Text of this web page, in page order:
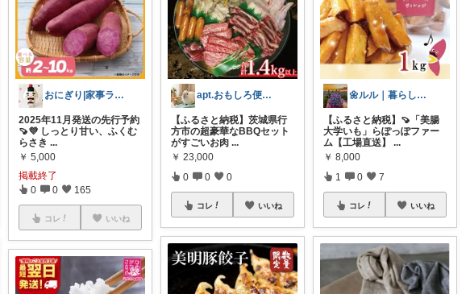
おにぎり|家事ラク台所グッズ＆お取り寄せ
2025年11月発送の先行予約
🍠💜 しっとり甘い、ふくむ
らさき ...
￥ 5,000
掲載終了
0 0 165
コレ いいね
apt.おもしろ便利グッズ推し主婦
【ふるさと納税】茨城県行
方市の超豪華なBBQセット
がすごいお肉 ...
￥ 23,000
0 0 0
コレ いいね
🌼ルル｜暮らしをちょっと豊かに
【ふるさと納税】🍠「美腸
大学いも」らぽっぽファー
ム【工場直送】
...
￥ 8,000
1 0 7
コレ いいね